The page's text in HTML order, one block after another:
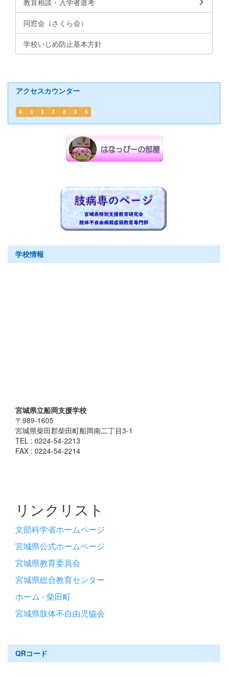
教育相談・入学者選考
同窓会（さくら会）
学校いじめ防止基本方針
アクセスカウンター
4 5 3 7 8 3 6
学校情報
宮城県立船岡支援学校
〒989-1605
宮城県柴田郡柴田町船岡南二丁目3-1
TEL : 0224-54-2213
FAX : 0224-54-2214
リンクリスト
文部科学省ホームページ
宮城県公式ホームページ
宮城県教育委員会
宮城県総合教育センター
ホーム - 柴田町
宮城県肢体不自由児協会
QRコード